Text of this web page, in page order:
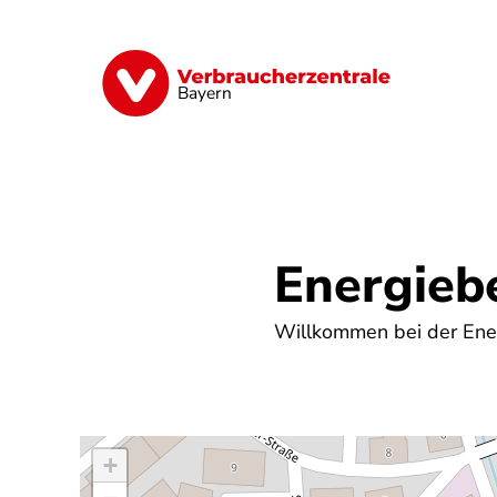
Bayern
Finanzen Digitales Lebensmittel
Willkommen bei der
+